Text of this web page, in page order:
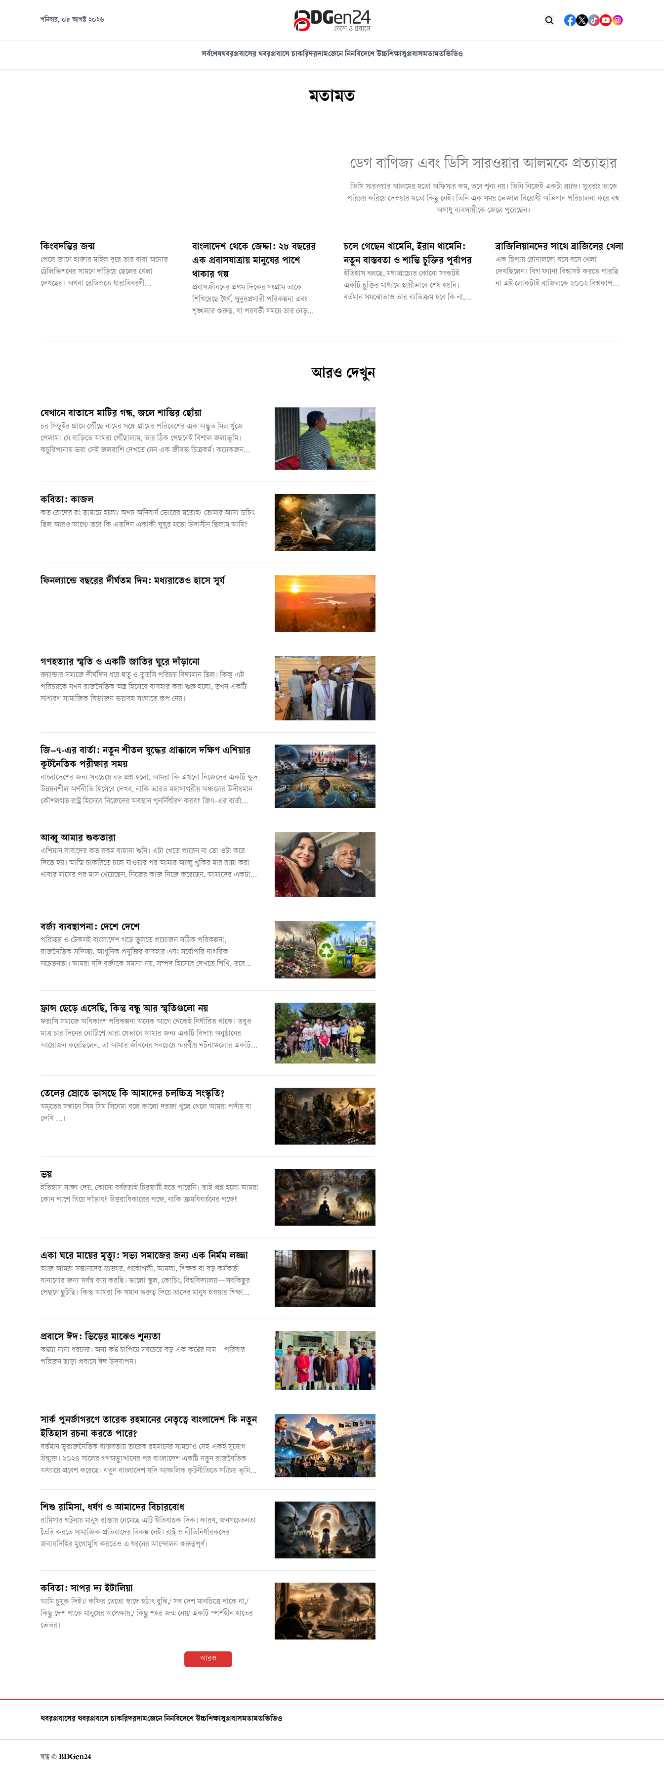
শনিবার, ০৮ আগস্ট ২০২৬
সর্বশেষখবরপ্রবাসের খবরপ্রবাসে চাকরিদরদামজেনে নিনবিদেশে উচ্চশিক্ষাসুপ্রবাসমতামতভিডিও
মতামত
ডেগ বাণিজ্য এবং ডিসি সারওয়ার আলমকে প্রত্যাহার
ডিসি সারওয়ার আলমের মতো অফিসার কম, তবে শূন্য নয়। তিনি নিজেই একটা ব্র্যান্ড। সুতরাং তাকে
পরিচয় করিয়ে দেওয়ার মতো কিছু নেই। তিনি এক সময় ভেজাল বিরোধী অভিযান পরিচালনা করে বহু
অসাধু ব্যবসায়ীকে জেলে পুরেছেন।
কিংবদন্তির জন্ম
পেলে জানে হাজার মাইল দূরে তার বাবা অন্যের
টেলিভিশনের সামনে দাঁড়িয়ে ছেলের খেলা
দেখছেন। অথবা রেডিওতে ধারাবিবরণী
বাংলাদেশ থেকে জেদ্দা: ২৮ বছরের
এক প্রবাসযাত্রায় মানুষের পাশে
থাকার গল্প
প্রবাসজীবনের প্রথম দিকের সংগ্রাম তাকে
শিখিয়েছে ধৈর্য, সুদূরপ্রসারী পরিকল্পনা এবং
শৃঙ্খলার গুরুত্ব, যা পরবর্তী সময়ে তার নেতৃত্বের
চলে গেছেন খামেনি, ইরান থামেনি:
নতুন বাস্তবতা ও শান্তি চুক্তির পূর্বাপর
ইতিহাস বলছে, মধ্যপ্রাচ্যের কোনো সংকটই
একটি চুক্তির মাধ্যমে স্থায়ীভাবে শেষ হয়নি।
বর্তমান সমঝোতাও তার ব্যতিক্রম হবে কি না,
ব্রাজিলিয়ানদের সাথে ব্রাজিলের খেলা
এক চিপায় রোনালদো বসে বসে খেলা
দেখছিলেন। বিগ ফ্যান! বিশ্বাসই করতে পারছি
না এই লোকটাই ব্রাজিলকে ২০০২ বিশ্বকাপ
আরও দেখুন
যেখানে বাতাসে মাটির গন্ধ, জলে শান্তির ছোঁয়া
চর সিঙ্গুইর গ্রামে পৌঁছে নামের সঙ্গে গ্রামের পরিবেশের এক অদ্ভুত মিল খুঁজে
পেলাম। যে বাড়িতে আমরা পৌঁছালাম, তার ঠিক পেছনেই বিশাল জলাভূমি।
কচুরিপানায় ভরা সেই জলরাশি দেখতে যেন এক জীবন্ত চিত্রকর্ম। কয়েকজন
কবিতা: কাজল
কত রোদের রং তামাটে হলো/ অথচ অনিবার্য ভোরের মতোই/ তোমার আসা উচিৎ
ছিল আরও আগে/ তবে কি এতদিন একাকী ঘুঘুর মতো উদাসীন ছিলাম আমি?
ফিনল্যান্ডে বছরের দীর্ঘতম দিন: মধ্যরাতেও হাসে সূর্য
গণহত্যার স্মৃতি ও একটি জাতির ঘুরে দাঁড়ানো
রুয়ান্ডার সমাজে দীর্ঘদিন ধরে হুতু ও তুতসি পরিচয় বিদ্যমান ছিল। কিন্তু এই
পরিচয়কে যখন রাজনৈতিক অস্ত্র হিসেবে ব্যবহার করা শুরু হলো, তখন একটি
সাধারণ সামাজিক বিভাজন ভয়াবহ সংঘাতে রূপ নেয়।
জি–৭-এর বার্তা: নতুন শীতল যুদ্ধের প্রাক্কালে দক্ষিণ এশিয়ার
কূটনৈতিক পরীক্ষার সময়
বাংলাদেশের জন্য সবচেয়ে বড় প্রশ্ন হলো, আমরা কি এখনো নিজেদের একটি ক্ষুদ্র
উন্নয়নশীল অর্থনীতি হিসেবে দেখব, নাকি ভারত মহাসাগরীয় অঞ্চলের উদীয়মান
কৌশলগত রাষ্ট্র হিসেবে নিজেদের অবস্থান পুনর্নির্ধারণ করব? জি৭-এর বার্তা
আব্বু আমার শুকতারা
এশিয়ান বাবাদের কত রকম বাহানা শুনি। এটা খেতে পারেন না তো ওটা করে
দিতে হয়। আম্মি চাকরিতে চলে যাওয়ার পর আমার আব্বু খুকির মার রান্না করা
খাবার মাসের পর মাস খেয়েছেন, নিজের কাজ নিজে করেছেন, আমাদের একটা
বর্জ্য ব্যবস্থাপনা: দেশে দেশে
পরিচ্ছন্ন ও টেকসই বাংলাদেশ গড়ে তুলতে প্রয়োজন সঠিক পরিকল্পনা,
রাজনৈতিক সদিচ্ছা, আধুনিক প্রযুক্তির ব্যবহার এবং সর্বোপরি নাগরিক
সচেতনতা। আমরা যদি বর্জ্যকে সমস্যা নয়, সম্পদ হিসেবে দেখতে শিখি, তবে
ফ্রান্স ছেড়ে এসেছি, কিন্তু বন্ধু আর স্মৃতিগুলো নয়
ফরাসি সমাজে অধিকাংশ পরিকল্পনা অনেক আগে থেকেই নির্ধারিত থাকে। তবুও
মাত্র চার দিনের নোটিশে তারা যেভাবে আমার জন্য একটি বিদায় অনুষ্ঠানের
আয়োজন করেছিলেন, তা আমার জীবনের সবচেয়ে স্মরণীয় ঘটনাগুলোর একটি
তেলের স্রোতে ভাসছে কি আমাদের চলচ্চিত্র সংস্কৃতি?
অমৃতের সন্ধানে সিম সিম সিনেমা বলে কালো দরজা খুলে গেলে আমরা পর্দায় যা
দেখি …।
ভয়
ইতিহাস সাক্ষ্য দেয়, কোনো বর্বরতাই চিরস্থায়ী হতে পারেনি। তাই প্রশ্ন হলো আমরা
কোন পাশে গিয়ে দাঁড়াব? উত্তরাধিকারের পক্ষে, নাকি ক্রমবিবর্তনের পক্ষে?
একা ঘরে মায়ের মৃত্যু: সভ্য সমাজের জন্য এক নির্মম লজ্জা
আজ আমরা সন্তানদের ডাক্তার, প্রকৌশলী, আমলা, শিক্ষক বা বড় কর্মকর্তা
বানানোর জন্য সর্বস্ব ব্যয় করছি। ভালো স্কুল, কোচিং, বিশ্ববিদ্যালয়—সবকিছুর
পেছনে ছুটছি। কিন্তু আমরা কি সমান গুরুত্ব দিয়ে তাদের মানুষ হওয়ার শিক্ষা
প্রবাসে ঈদ: ভিড়ের মাঝেও শূন্যতা
কষ্টটা নানা ধরনের। অন্য কষ্ট চাপিয়ে সবচেয়ে বড় এক কষ্টের নাম—পরিবার-
পরিজন ছাড়া প্রবাসে ঈদ উদ্‌যাপন।
সার্ক পুনর্জাগরণে তারেক রহমানের নেতৃত্বে বাংলাদেশ কি নতুন
ইতিহাস রচনা করতে পারে?
বর্তমান ভূরাজনৈতিক বাস্তবতায় তারেক রহমানের সামনেও সেই একই সুযোগ
উন্মুক্ত। ২০২৪ সালের গণঅভ্যুত্থানের পর বাংলাদেশ একটি নতুন রাজনৈতিক
অধ্যায়ে প্রবেশ করেছে। নতুন বাংলাদেশ যদি আঞ্চলিক কূটনীতিতে সক্রিয় ভূমিকা
শিশু রামিসা, ধর্ষণ ও আমাদের বিচারবোধ
রামিসার ঘটনায় মানুষ রাস্তায় নেমেছে এটি ইতিবাচক দিক। কারণ, জনসচেতনতা
তৈরি করতে সামাজিক প্রতিবাদের বিকল্প নেই। রাষ্ট্র ও নীতিনির্ধারকদের
জবাবদিহির মুখোমুখি করতেও এ ধরনের আন্দোলন গুরুত্বপূর্ণ।
কবিতা: সাপর দ্য ইটালিয়া
আমি চুমুক দিই।/ কফির তেতো স্বাদে হঠাৎ বুঝি,/ সব দেশ মানচিত্রে থাকে না,/
কিছু দেশ থাকে মানুষের অপেক্ষায়,/ কিছু শহর জন্ম নেয়/ একটি স্পর্শহীন হাতের
ভেতর।
আরও
খবরপ্রবাসের খবরপ্রবাসে চাকরিদরদামজেনে নিনবিদেশে উচ্চশিক্ষাসুপ্রবাসমতামতভিডিও
স্বত্ব ©️ BDGen24